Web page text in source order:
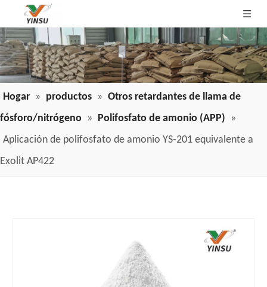
Hogar » productos » Otros retardantes de llama de
fósforo/nitrógeno
» Polifosfato de amonio (APP)
»
Aplicación de polifosfato de amonio YS-201 equivalente a
Exolit AP422